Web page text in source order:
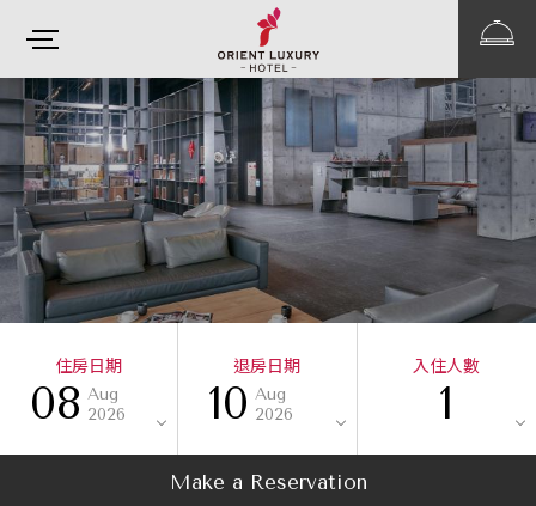
住房日期
08 Aug
2026
退房日期
10 Aug
2026
入住人數
1
Make a Reservation